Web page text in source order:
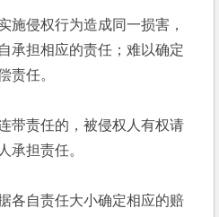
施侵权行为造成同一损害，
承担相应的责任；难以确定
责任。
带责任的，被侵权人有权请
承担责任。
各自责任大小确定相应的赔